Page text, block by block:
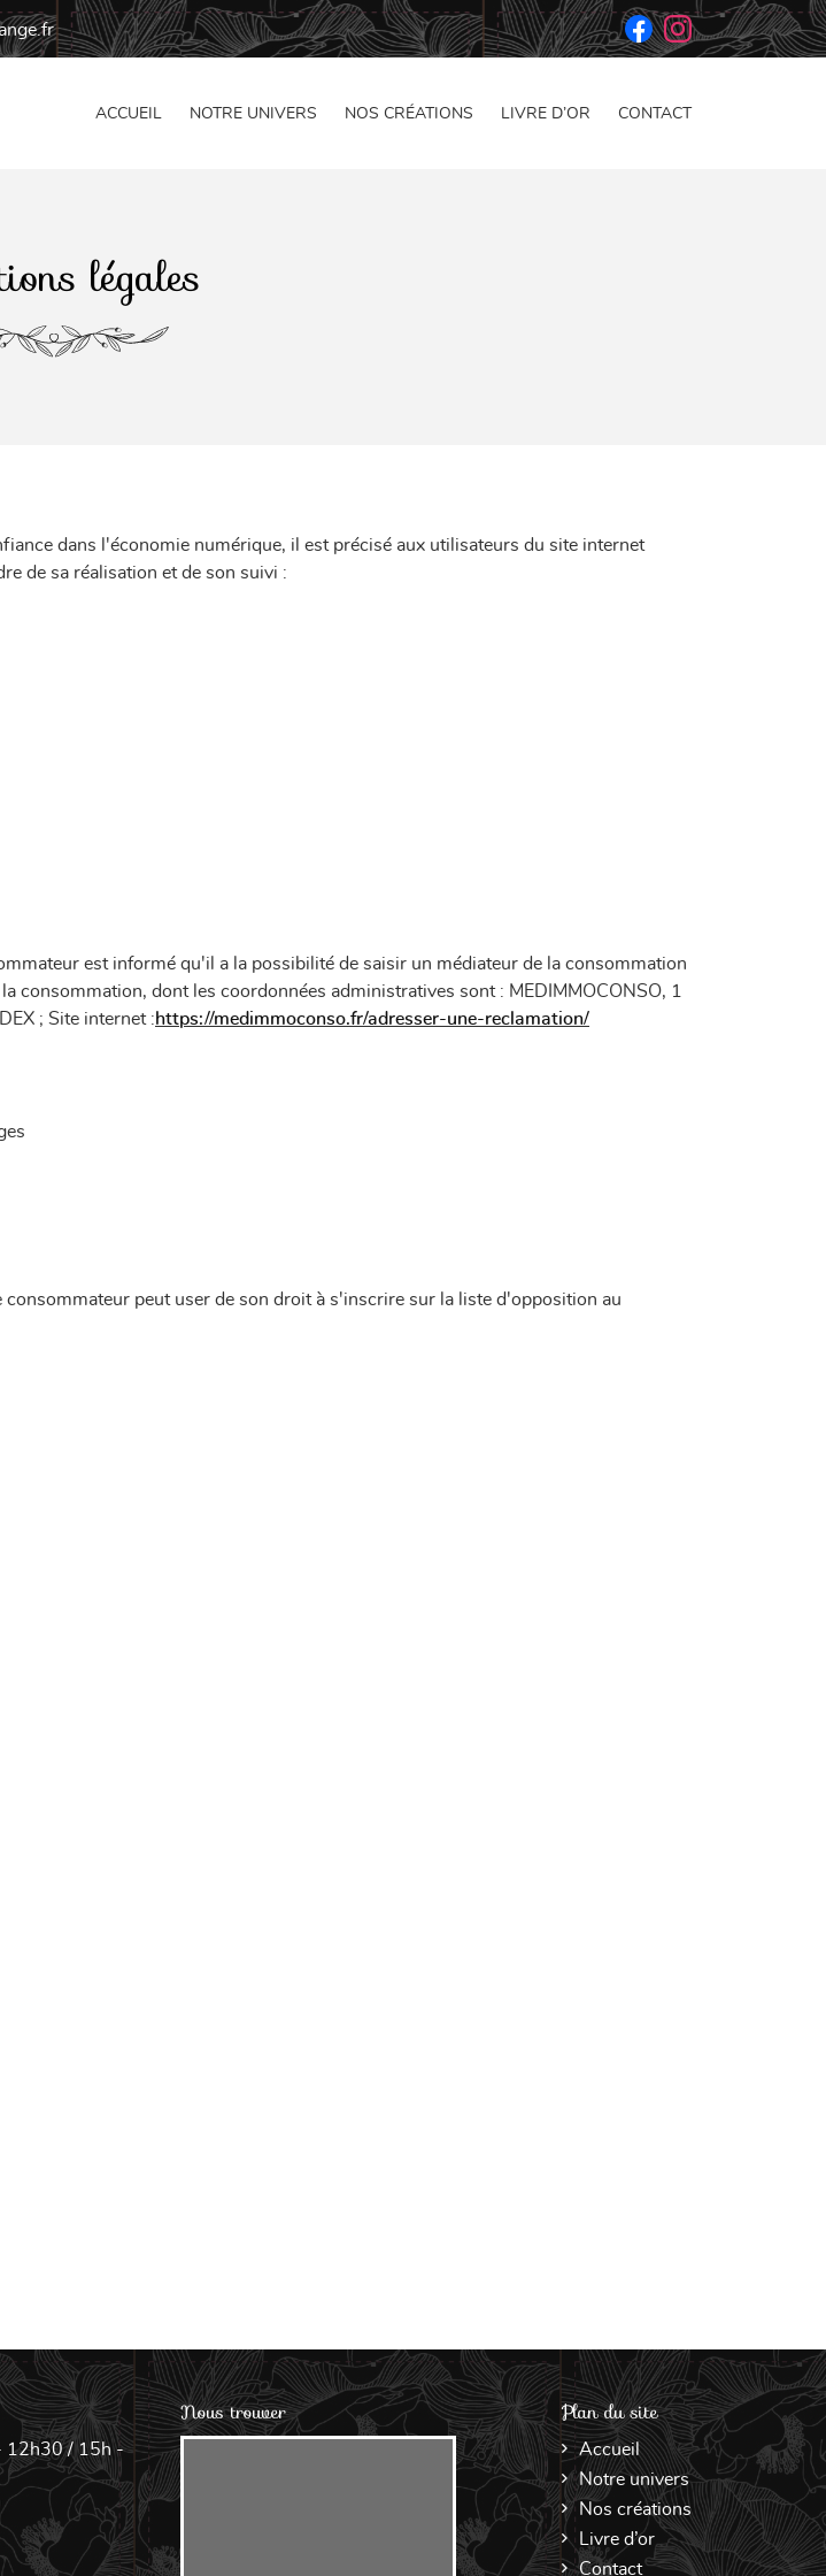
ACCUEIL NOTRE UNIVERS NOS CRÉATIONS LIVRE D’OR CONTACT
légales
dans l'économie numérique, il est précisé aux utilisateurs du site internet
de sa réalisation et de son suivi :
est informé qu'il a la possibilité de saisir un médiateur de la consommation
dont les coordonnées administratives sont : MEDIMMOCONSO, 1
; Site internet :https://medimmoconso.fr/adresser-une-reclamation/
peut user de son droit à s'inscrire sur la liste d'opposition au
12h30 / 15h -
Nous trouver Plan du site
Accueil
Notre univers
Nos créations
Livre d’or
Contact